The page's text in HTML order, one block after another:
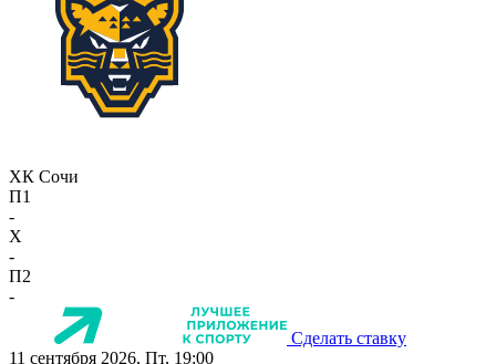
ХК Сочи
П1
-
X
-
П2
-
Сделать ставку
11 сентября 2026, Пт, 19:00